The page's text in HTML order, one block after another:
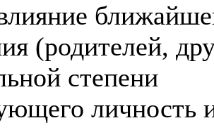
(родителей,
степени
личность